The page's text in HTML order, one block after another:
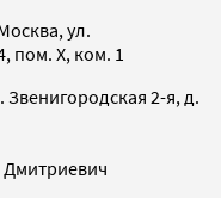
ул.
пом. X, ком. 1
Звенигородская 2-я, д.